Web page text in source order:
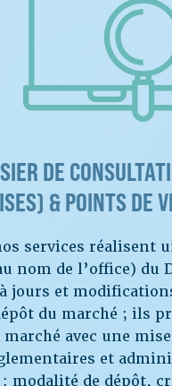
DE
& POINTS DE
services réalisent
nom de l’office) du
jours et
du marché ; ils
marché avec une
et
modalité de dépôt,